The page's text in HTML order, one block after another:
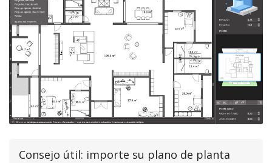
Consejo útil: importe su plano de planta